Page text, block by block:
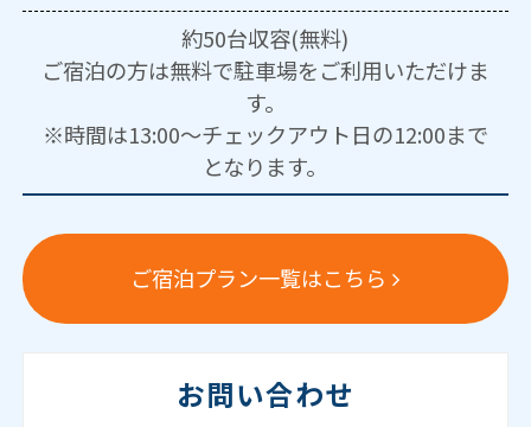
約50台収容(無料)
ご宿泊の方は無料で駐車場をご利用いただけま
す。
※時間は13:00～チェックアウト日の12:00まで
となります。
ご宿泊プラン一覧はこちら
お問い合わせ